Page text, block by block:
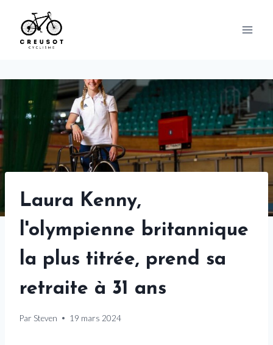
content
Laura Kenny,
l'olympienne britannique
la plus titrée, prend sa
retraite à 31 ans
Par Steven 19 mars 2024